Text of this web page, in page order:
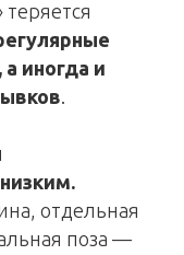
иногда и
.
отдельная
поза —